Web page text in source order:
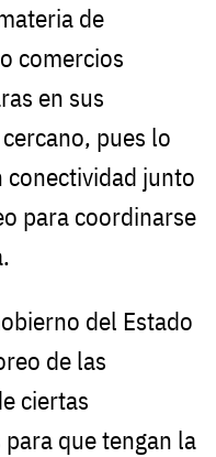
de
comercios
en sus
pues lo
conectividad junto
para coordinarse
del Estado
de las
ciertas
que tengan la